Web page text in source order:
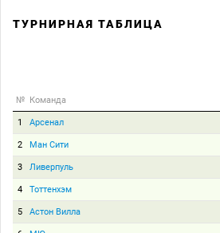
ТУРНИРНАЯ ТАБЛИЦА
№ Команда
1 Арсенал
2 Ман Сити
3 Ливерпуль
4 Тоттенхэм
5 Астон Вилла